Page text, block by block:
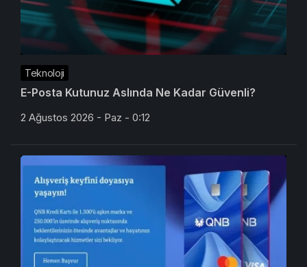
Teknoloji
E-Posta Kutunuz Aslında Ne Kadar Güvenli?
2 Ağustos 2026 - Paz - 0:12